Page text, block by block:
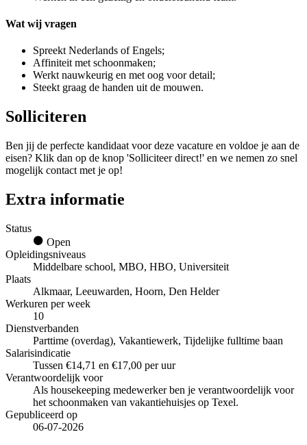
Wat wij vragen
Spreekt Nederlands of Engels;
Affiniteit met schoonmaken;
Werkt nauwkeurig en met oog voor detail;
Steekt graag de handen uit de mouwen.
Solliciteren
Ben jij de perfecte kandidaat voor deze vacature en voldoe je aan de
eisen? Klik dan op de knop 'Solliciteer direct!' en we nemen zo snel
mogelijk contact met je op!
Extra informatie
Status
Open
Opleidingsniveaus
Middelbare school, MBO, HBO, Universiteit
Plaats
Alkmaar, Leeuwarden, Hoorn, Den Helder
Werkuren per week
10
Dienstverbanden
Parttime (overdag), Vakantiewerk, Tijdelijke fulltime baan
Salarisindicatie
Tussen €14,71 en €17,00 per uur
Verantwoordelijk voor
Als housekeeping medewerker ben je verantwoordelijk voor
het schoonmaken van vakantiehuisjes op Texel.
Gepubliceerd op
06-07-2026